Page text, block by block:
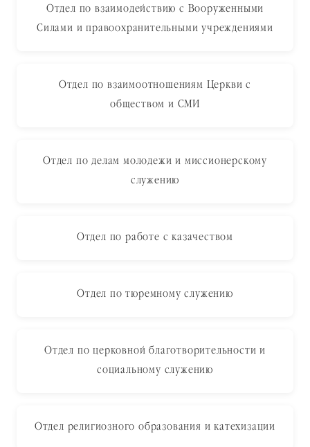
Отдел по взаимодействию с Вооруженными
Силами и правоохранительными учреждениями
Отдел по взаимоотношениям Церкви с
обществом и СМИ
Отдел по делам молодежи и миссионерскому
служению
Отдел по работе с казачеством
Отдел по тюремному служению
Отдел по церковной благотворительности и
социальному служению
Отдел религиозного образования и катехизации